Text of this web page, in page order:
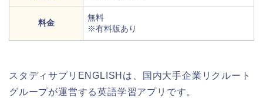
料金
無料
※有料版あり
スタディサプリENGLISHは、国内大手企業リクルート
グループが運営する英語学習アプリです。